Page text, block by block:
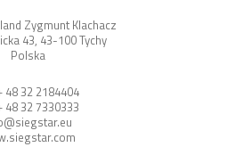
Zygmunt Klachacz
43, 43-100 Tychy
Polska
48 32 2184404
48 32 7330333